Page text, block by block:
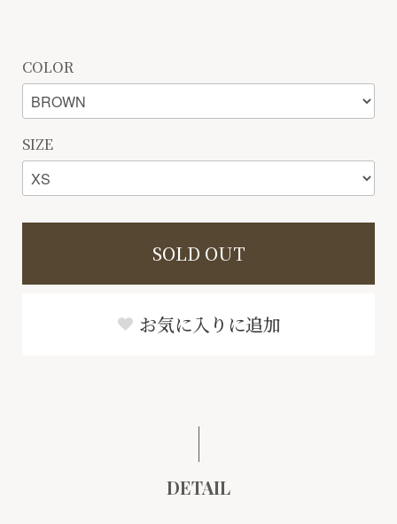
COLOR
SIZE
SOLD OUT
お気に入りに追加
DETAIL